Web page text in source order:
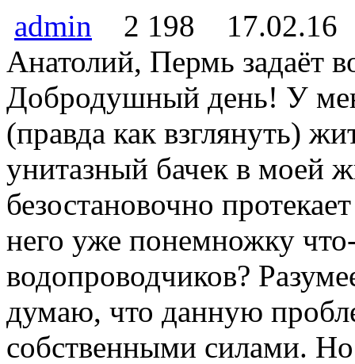
admin 2 198
17.02.16
Анатолий, Пермь задаёт
Добродушный день! У
(правда как взглянуть)
унитазный бачек в моей
безостановочно
него уже понемножку
водопроводчиков?
думаю, что данную
собственными силами. Но